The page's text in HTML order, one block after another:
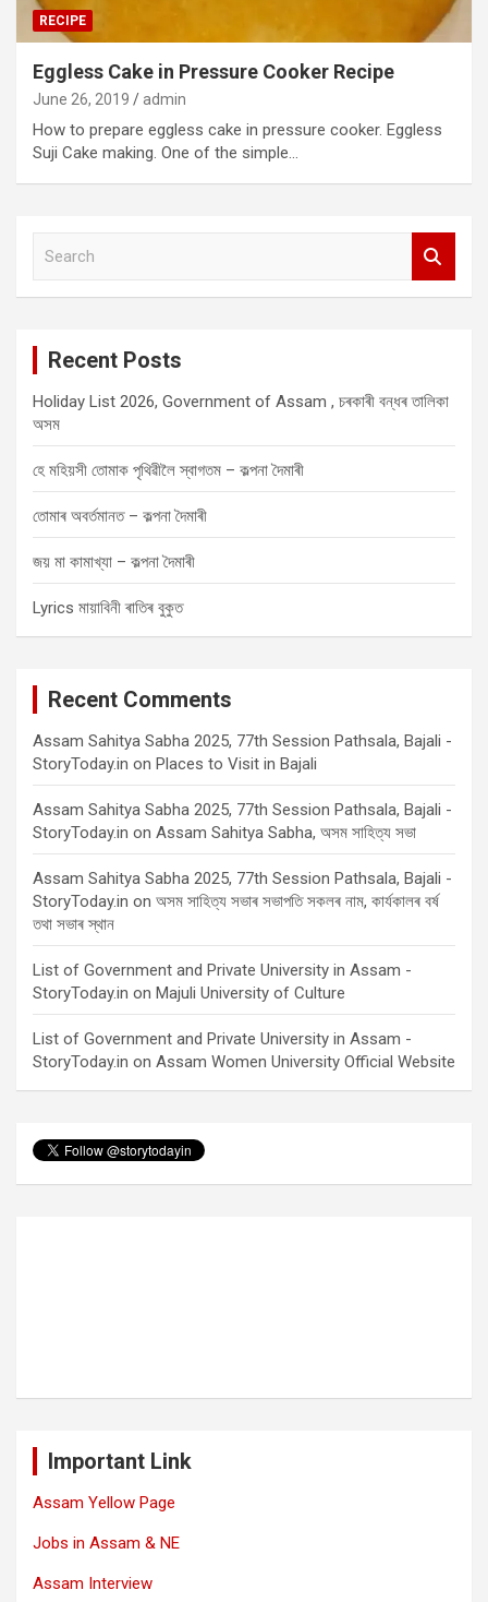
RECIPE
Eggless Cake in Pressure Cooker Recipe
June 26, 2019 admin
How to prepare eggless cake in pressure cooker. Eggless
Suji Cake making. One of the simple…
Recent Posts
Holiday List 2026, Government of Assam , চৰকাৰী বন্ধৰ তালিকা
অসম
হে মহিয়সী তোমাক পৃথিৱীলৈ স্বাগতম – কল্পনা দৈমাৰী
তোমাৰ অবৰ্তমানত – কল্পনা দৈমাৰী
জয় মা কামাখ্যা – কল্পনা দৈমাৰী
Lyrics মায়াবিনী ৰাতিৰ বুকুত
Recent Comments
Assam Sahitya Sabha 2025, 77th Session Pathsala, Bajali -
StoryToday.in on Places to Visit in Bajali
Assam Sahitya Sabha 2025, 77th Session Pathsala, Bajali -
StoryToday.in on Assam Sahitya Sabha, অসম সাহিত্য সভা
Assam Sahitya Sabha 2025, 77th Session Pathsala, Bajali -
StoryToday.in on অসম সাহিত্য সভাৰ সভাপতি সকলৰ নাম, কাৰ্যকালৰ বৰ্ষ
তথা সভাৰ স্থান
List of Government and Private University in Assam -
StoryToday.in on Majuli University of Culture
List of Government and Private University in Assam -
StoryToday.in on Assam Women University Official Website
Important Link
Assam Yellow Page
Jobs in Assam & NE
Assam Interview